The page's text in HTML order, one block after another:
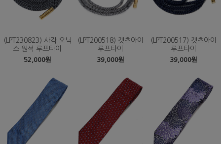
(LPT230823) 사각 오닉
스 원석 루프타이
52,000원
(LPT200518) 캣츠아이
루프타이
39,000원
(LPT200517) 캣츠아이
루프타이
39,000원